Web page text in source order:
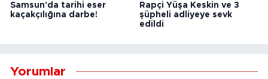
Samsun'da tarihi eser
kaçakçılığına darbe!
Rapçi Yüşa Keskin ve 3
şüpheli adliyeye sevk
edildi
Yorumlar